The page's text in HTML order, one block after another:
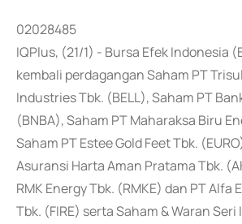
02028485
IQPlus, (21/1) - Bursa Efek Indonesia
kembali perdagangan Saham PT
Industries Tbk. (BELL), Saham PT
(BNBA), Saham PT Maharaksa Biru
Saham PT Estee Gold Feet Tbk.
Asuransi Harta Aman Pratama Tbk.
RMK Energy Tbk. (RMKE) dan PT Alfa
Tbk. (FIRE) serta Saham & Waran Seri